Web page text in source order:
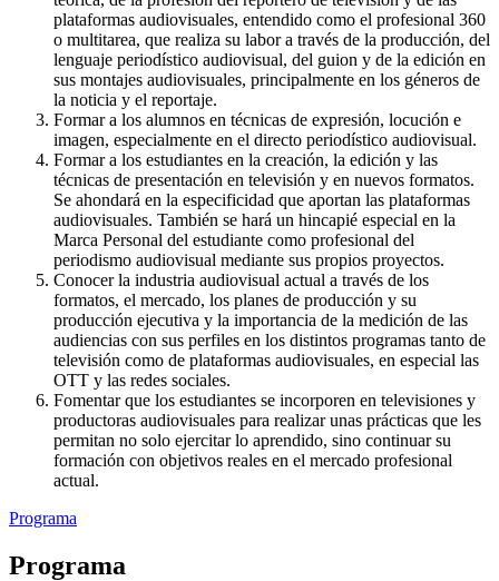
plataformas audiovisuales, entendido como el profesional 360
o multitarea, que realiza su labor a través de la producción, del
lenguaje periodístico audiovisual, del guion y de la edición en
sus montajes audiovisuales, principalmente en los géneros de
la noticia y el reportaje.
Formar a los alumnos en técnicas de expresión, locución e
imagen, especialmente en el directo periodístico audiovisual.
Formar a los estudiantes en la creación, la edición y las
técnicas de presentación en televisión y en nuevos formatos.
Se ahondará en la especificidad que aportan las plataformas
audiovisuales. También se hará un hincapié especial en la
Marca Personal del estudiante como profesional del
periodismo audiovisual mediante sus propios proyectos.
Conocer la industria audiovisual actual a través de los
formatos, el mercado, los planes de producción y su
producción ejecutiva y la importancia de la medición de las
audiencias con sus perfiles en los distintos programas tanto de
televisión como de plataformas audiovisuales, en especial las
OTT y las redes sociales.
Fomentar que los estudiantes se incorporen en televisiones y
productoras audiovisuales para realizar unas prácticas que les
permitan no solo ejercitar lo aprendido, sino continuar su
formación con objetivos reales en el mercado profesional
actual.
Programa
Programa